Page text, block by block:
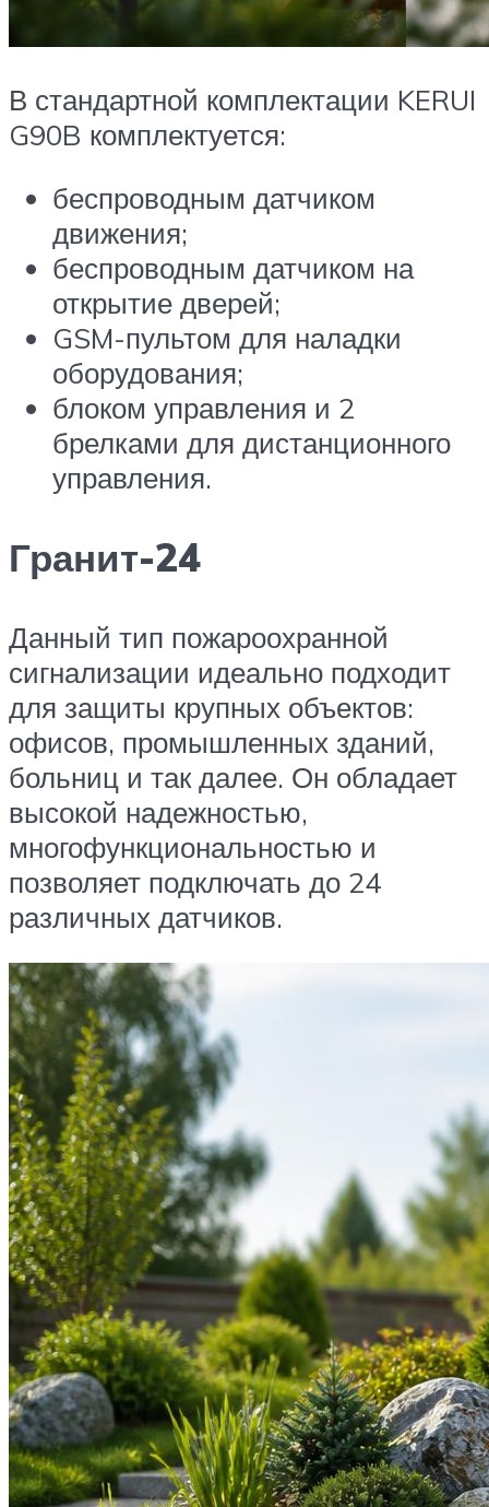
В стандартной комплектации KERUI
G90B комплектуется:
беспроводным датчиком
движения;
беспроводным датчиком на
открытие дверей;
GSM-пультом для наладки
оборудования;
блоком управления и 2
брелками для дистанционного
управления.
Гранит-24
Данный тип пожароохранной
сигнализации идеально подходит
для защиты крупных объектов:
офисов, промышленных зданий,
больниц и так далее. Он обладает
высокой надежностью,
многофункциональностью и
позволяет подключать до 24
различных датчиков.